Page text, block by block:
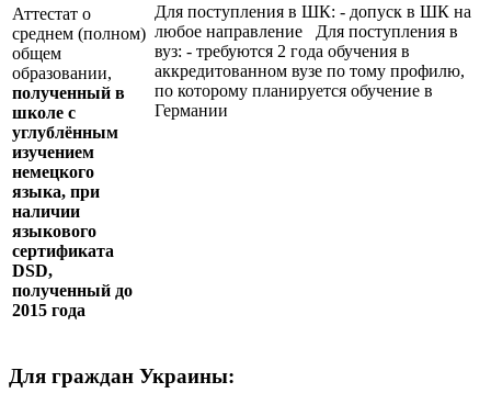
Для поступления в ШК: - допуск в ШК на
любое направление Для поступления в
вуз: - требуются 2 года обучения в
аккредитованном вузе по тому профилю,
по которому планируется обучение в
Германии
Аттестат о
среднем (полном)
общем
образовании,
полученный в
школе с
углублённым
изучением
немецкого
языка, при
наличии
языкового
сертификата
DSD,
полученный до
2015 года
Для граждан Украины: